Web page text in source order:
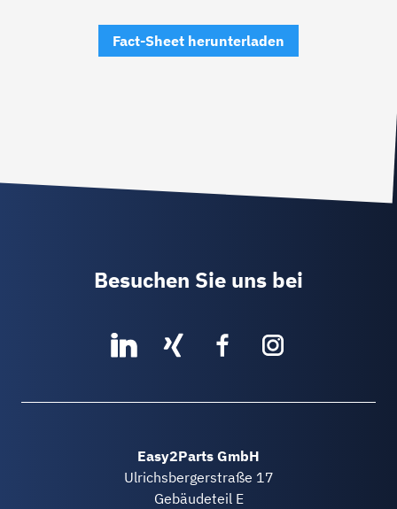
Fact-Sheet herunterladen
Besuchen Sie uns bei
Easy2Parts GmbH
Ulrichsbergerstraße 17
Gebäudeteil E